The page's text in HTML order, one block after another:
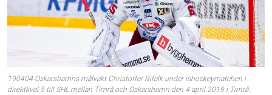
190404 Oskarshamns målvakt Christoffer Rifalk under ishockeymatchen i
direktkval 5 till SHL mellan Timrå och Oskarshamn den 4 april 2019 i Timrå.